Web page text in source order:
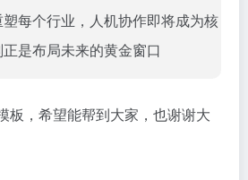
每个行业，人机协作即将成为核
是布局未来的黄金窗口
板，希望能帮到大家，也谢谢大